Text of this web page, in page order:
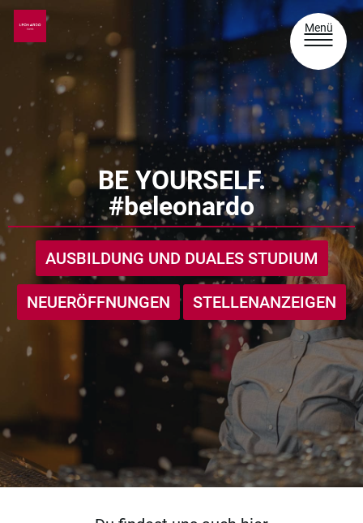
Menü
BE YOURSELF.
#beleonardo
AUSBILDUNG UND DUALES STUDIUM
NEUERÖFFNUNGEN STELLENANZEIGEN